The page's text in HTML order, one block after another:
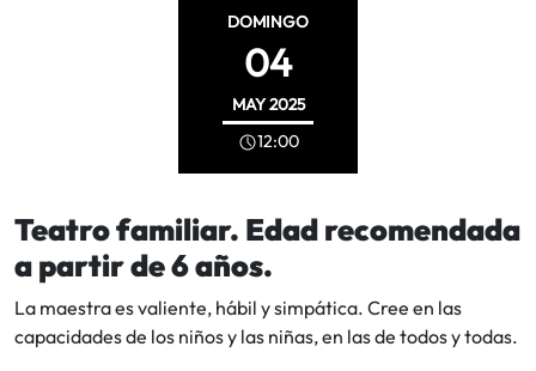
DOMINGO
04
MAY2025
12:00
Teatro familiar. Edad recomendada
a partir de 6 años.
La maestra es valiente, hábil y simpática. Cree en las
capacidades de los niños y las niñas, en las de todos y todas.